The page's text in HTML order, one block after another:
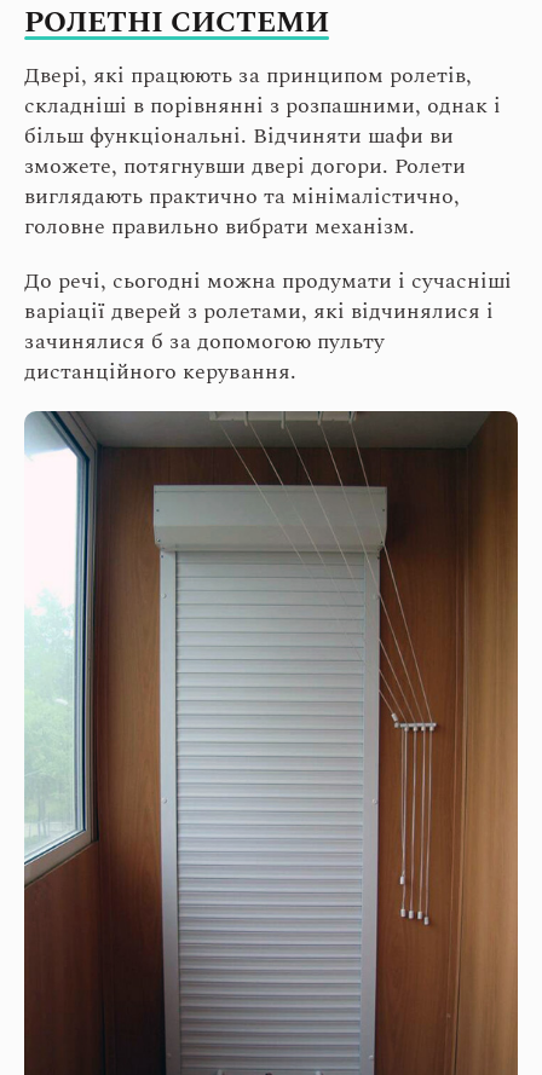
РОЛЕТНІ СИСТЕМИ
Двері, які працюють за принципом ролетів,
складніші в порівнянні з розпашними, однак і
більш функціональні. Відчиняти шафи ви
зможете, потягнувши двері догори. Ролети
виглядають практично та мінімалістично,
головне правильно вибрати механізм.
До речі, сьогодні можна продумати і сучасніші
варіації дверей з ролетами, які відчинялися і
зачинялися б за допомогою пульту
дистанційного керування.